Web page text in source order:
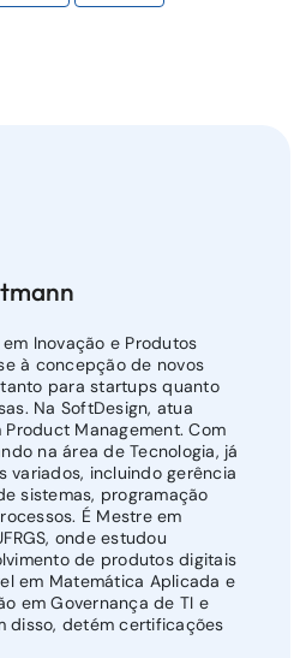
Inovação e Produtos
à concepção de novos
para startups quanto
Na SoftDesign, atua
Management. Com
na área de Tecnologia, já
variados, incluindo gerência
sistemas, programação
É Mestre em
onde estudou
de produtos digitais
em Matemática Aplicada e
em Governança de TI e
disso, detém certificações